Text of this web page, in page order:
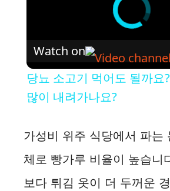
Watch on
당뇨 소고기 먹어도 될까요
많이 내려가나요?
가성비 위주 식당에서 파는
체로 빵가루 비율이 높습니
보다 튀김 옷이 더 두꺼운